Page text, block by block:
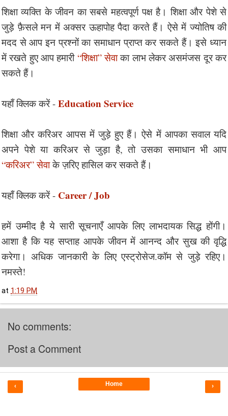
शिक्षा व्यक्ति के जीवन का सबसे महत्वपूर्ण पक्ष है। शिक्षा और पेशे से
जुड़े फ़ैसले मन में अक्सर ऊहापोह पैदा करते हैं। ऐसे में ज्योतिष की
मदद से आप इन प्रश्नों का समाधान प्राप्त कर सकते हैं। इसे ध्यान
में रखते हुए आप हमारी “शिक्षा” सेवाका लाभ लेकर असमंजस दूर कर
सकते हैं।
यहाँ क्लिक करें - Education Service
शिक्षा और करिअर आपस में जुड़े हुए हैं। ऐसे में आपका सवाल यदि
अपने पेशे या करिअर से जुड़ा है, तो उसका समाधान भी आप
“करिअर” सेवाके ज़रिए हासिल कर सकते हैं।
यहाँ क्लिक करें - Career / Job
हमें उम्मीद है ये सारी सूचनाएँ आपके लिए लाभदायक सिद्ध होंगी।
आशा है कि यह सप्ताह आपके जीवन में आनन्द और सुख की वृद्धि
करेगा। अधिक जानकारी के लिए एस्ट्रोसेज.कॉम से जुड़े रहिए।
नमस्ते!
at 1:19 PM
No comments:
Post a Comment
‹ ›
Home